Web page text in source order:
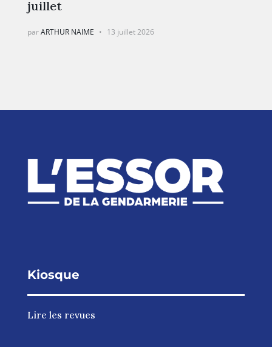
juillet
parARTHUR NAIME 13 juillet 2026
Kiosque
Lire les revues